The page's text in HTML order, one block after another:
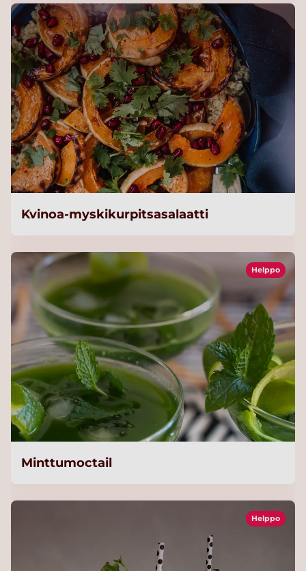
Kvinoa-myskikurpitsasalaatti
Helppo
Minttumoctail
Helppo